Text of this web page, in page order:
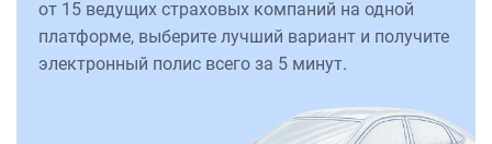
от 15 ведущих страховых компаний на одной
платформе, выберите лучший вариант и получите
электронный полис всего за 5 минут.